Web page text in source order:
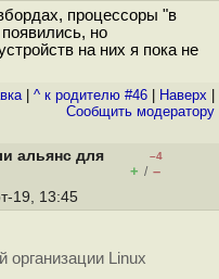
процессоры "в
но
на них я пока не
| ^ к родителю #46 Наверх
Cообщить модератору
альянс для
–4
+ / –
19, 13:45
Linux